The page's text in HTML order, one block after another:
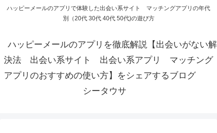
ハッピーメールのアプリで体験した出会い系サイト マッチングアプリの年代
別（20代 30代 40代 50代)の遊び方
ハッピーメールのアプリを徹底解説【出会いがない解
決法 出会い系サイト 出会い系アプリ マッチング
アプリのおすすめの使い方】をシェアするブログ
シータウサ